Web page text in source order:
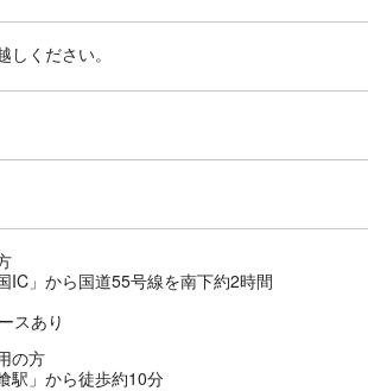
ください。
IC」から国道55号線を南下約2時間
スあり
の方
駅」から徒歩約10分